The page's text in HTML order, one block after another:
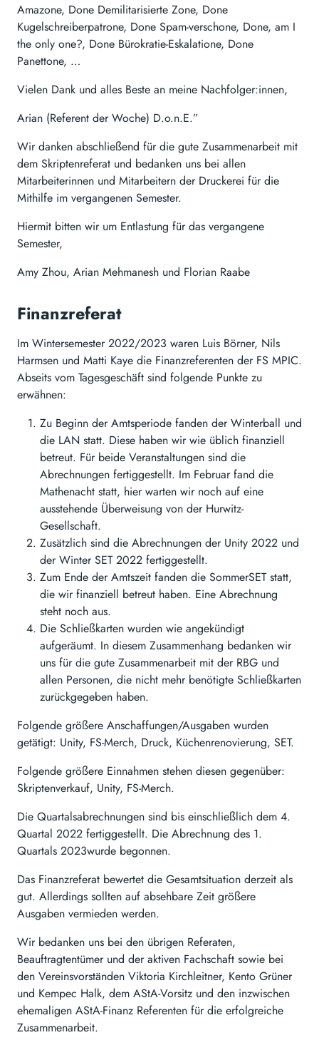
Amazone, Done Demilitarisierte Zone, Done
Kugelschreiberpatrone, Done Spam-verschone, Done, am I
the only one?, Done Bürokratie-Eskalatione, Done
Panettone, …
Vielen Dank und alles Beste an meine Nachfolger:innen,
Arian (Referent der Woche) D.o.n.E.”
Wir danken abschließend für die gute Zusammenarbeit mit
dem Skriptenreferat und bedanken uns bei allen
Mitarbeiterinnen und Mitarbeitern der Druckerei für die
Mithilfe im vergangenen Semester.
Hiermit bitten wir um Entlastung für das vergangene
Semester,
Amy Zhou, Arian Mehmanesh und Florian Raabe
Finanzreferat
Im Wintersemester 2022/2023 waren Luis Börner, Nils
Harmsen und Matti Kaye die Finanzreferenten der FS MPIC.
Abseits vom Tagesgeschäft sind folgende Punkte zu
erwähnen:
Zu Beginn der Amtsperiode fanden der Winterball und
die LAN statt. Diese haben wir wie üblich finanziell
betreut. Für beide Veranstaltungen sind die
Abrechnungen fertiggestellt. Im Februar fand die
Mathenacht statt, hier warten wir noch auf eine
ausstehende Überweisung von der Hurwitz-
Gesellschaft.
Zusätzlich sind die Abrechnungen der Unity 2022 und
der Winter SET 2022 fertiggestellt.
Zum Ende der Amtszeit fanden die SommerSET statt,
die wir finanziell betreut haben. Eine Abrechnung
steht noch aus.
Die Schließkarten wurden wie angekündigt
aufgeräumt. In diesem Zusammenhang bedanken wir
uns für die gute Zusammenarbeit mit der RBG und
allen Personen, die nicht mehr benötigte Schließkarten
zurückgegeben haben.
Folgende größere Anschaffungen/Ausgaben wurden
getätigt: Unity, FS-Merch, Druck, Küchenrenovierung, SET.
Folgende größere Einnahmen stehen diesen gegenüber:
Skriptenverkauf, Unity, FS-Merch.
Die Quartalsabrechnungen sind bis einschließlich dem 4.
Quartal 2022 fertiggestellt. Die Abrechnung des 1.
Quartals 2023wurde begonnen.
Das Finanzreferat bewertet die Gesamtsituation derzeit als
gut. Allerdings sollten auf absehbare Zeit größere
Ausgaben vermieden werden.
Wir bedanken uns bei den übrigen Referaten,
Beauftragtentümer und der aktiven Fachschaft sowie bei
den Vereinsvorständen Viktoria Kirchleitner, Kento Grüner
und Kempec Halk, dem AStA-Vorsitz und den inzwischen
ehemaligen AStA-Finanz Referenten für die erfolgreiche
Zusammenarbeit.